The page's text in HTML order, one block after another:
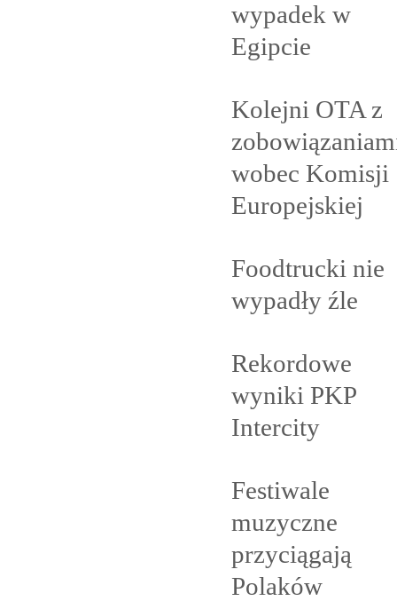
wypadek w
Egipcie
Kolejni OTA z
wobec Komisji
Europejskiej
Foodtrucki nie
wypadły źle
Rekordowe
wyniki PKP
Intercity
Festiwale
muzyczne
przyciągają
Polaków